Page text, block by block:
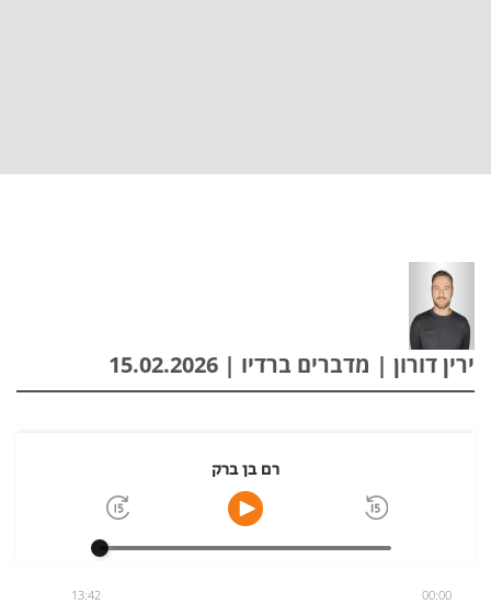
ירין דורון | מדברים ברדיו | 15.02.2026
רם בן ברק
00:00
13:42